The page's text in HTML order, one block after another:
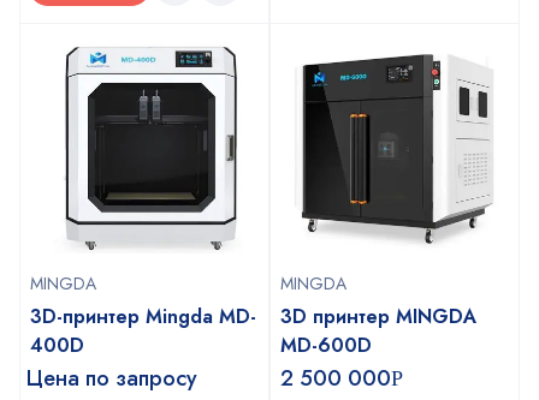
MINGDA
3D-принтер Mingda MD-
400D
Цена по запросу
MINGDA
3D принтер MINGDA
MD-600D
2 500 000Р